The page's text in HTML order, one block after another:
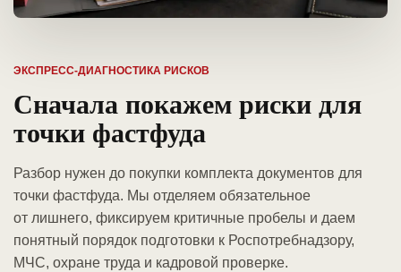
ЭКСПРЕСС-ДИАГНОСТИКА РИСКОВ
Сначала покажем риски для
точки фастфуда
Разбор нужен до покупки комплекта документов для
точки фастфуда. Мы отделяем обязательное
от лишнего, фиксируем критичные пробелы и даем
понятный порядок подготовки к Роспотребнадзору,
МЧС, охране труда и кадровой проверке.